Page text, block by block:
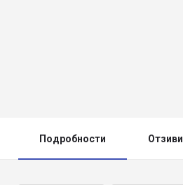
Подробности Отзиви